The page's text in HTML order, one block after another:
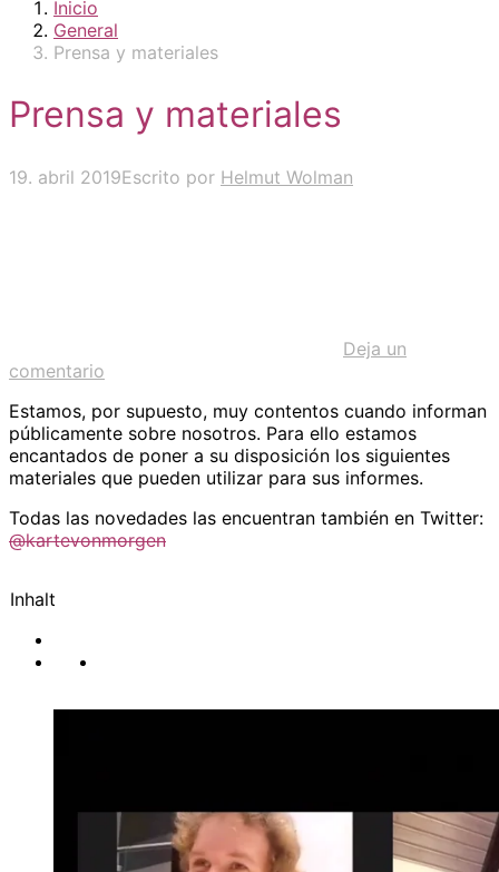
Inicio
General
Prensa y materiales
Prensa y materiales
19. abril 2019Escrito por Helmut Wolman
Deja un
comentario
Estamos, por supuesto, muy contentos cuando informan
públicamente sobre nosotros. Para ello estamos
encantados de poner a su disposición los siguientes
materiales que pueden utilizar para sus informes.
Todas las novedades las encuentran también en Twitter:
@kartevonmorgen
Inhalt